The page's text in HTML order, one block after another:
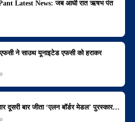
Latest News: जब आधी रात ऋषभ पंत
ने साउथ यूनाइटेड एफसी को हराकर
दूसरी बार जीता ‘एलन बॉर्डर मेडल’ पुरस्कार…